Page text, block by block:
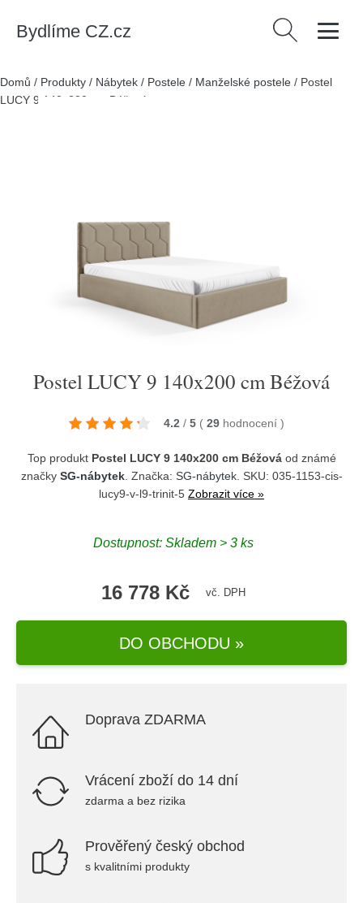
Bydlíme CZ.cz Vyhledávání
Domů / Produkty / Nábytek / Postele / Manželské postele / Postel
LUCY 9 140x200 cm Béžová
Postel LUCY 9 140x200 cm Béžová
4.2 / 5 ( 29 hodnocení )
Top produkt Postel LUCY 9 140x200 cm Béžováod známé
značky SG-nábytek. Značka: SG-nábytek. SKU: 035-1153-cis-
lucy9-v-l9-trinit-5 Zobrazit více »
Dostupnost: Skladem > 3 ks
16 778 Kč vč. DPH
DO OBCHODU »
Doprava ZDARMA
Vrácení zboží do 14 dní
zdarma a bez rizika
Prověřený český obchod
s kvalitními produkty